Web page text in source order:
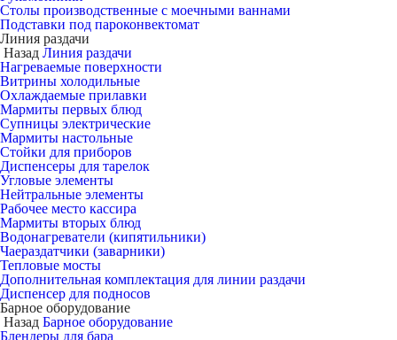
Столы производственные с моечными ваннами
Подставки под пароконвектомат
Линия раздачи
Назад Линия раздачи
Нагреваемые поверхности
Витрины холодильные
Охлаждаемые прилавки
Мармиты первых блюд
Супницы электрические
Мармиты настольные
Стойки для приборов
Диспенсеры для тарелок
Угловые элементы
Нейтральные элементы
Рабочее место кассира
Мармиты вторых блюд
Водонагреватели (кипятильники)
Чаераздатчики (заварники)
Тепловые мосты
Дополнительная комплектация для линии раздачи
Диспенсер для подносов
Барное оборудование
Назад Барное оборудование
Блендеры для бара